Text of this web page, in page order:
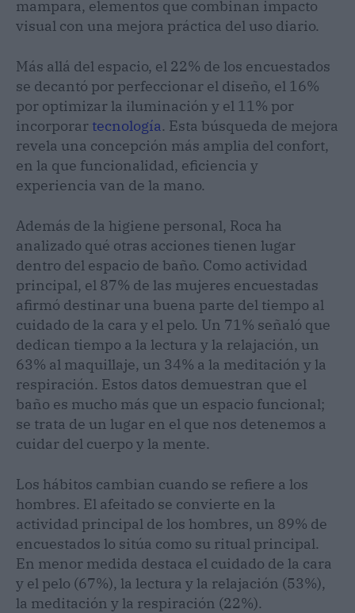
mampara, elementos que combinan impacto
visual con una mejora práctica del uso diario.
Más allá del espacio, el 22% de los encuestados
se decantó por perfeccionar el diseño, el 16%
por optimizar la iluminación y el 11% por
incorporar tecnología. Esta búsqueda de mejora
revela una concepción más amplia del confort,
en la que funcionalidad, eficiencia y
experiencia van de la mano.
Además de la higiene personal, Roca ha
analizado qué otras acciones tienen lugar
dentro del espacio de baño. Como actividad
principal, el 87% de las mujeres encuestadas
afirmó destinar una buena parte del tiempo al
cuidado de la cara y el pelo. Un 71% señaló que
dedican tiempo a la lectura y la relajación, un
63% al maquillaje, un 34% a la meditación y la
respiración. Estos datos demuestran que el
baño es mucho más que un espacio funcional;
se trata de un lugar en el que nos detenemos a
cuidar del cuerpo y la mente.
Los hábitos cambian cuando se refiere a los
hombres. El afeitado se convierte en la
actividad principal de los hombres, un 89% de
encuestados lo sitúa como su ritual principal.
En menor medida destaca el cuidado de la cara
y el pelo (67%), la lectura y la relajación (53%),
la meditación y la respiración (22%).